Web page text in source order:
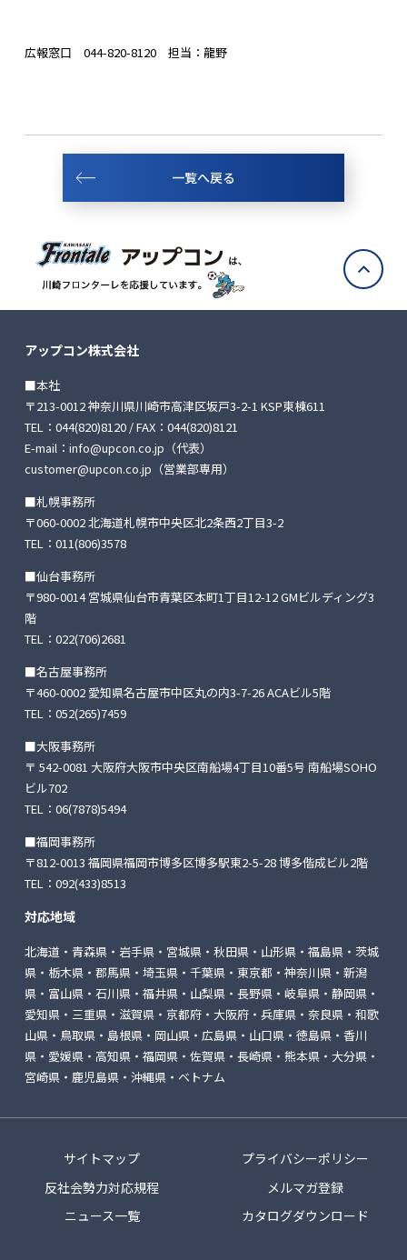
広報窓口 044-820-8120 担当：龍野
一覧へ戻る
アップコン株式会社
■本社
〒213-0012 神奈川県川崎市高津区坂戸3-2-1 KSP東棟611
TEL： 044(820)8120/ FAX：044(820)8121
E-mail： info@upcon.co.jp （代表）
customer@upcon.co.jp （営業部専用）
■札幌事務所
〒060-0002 北海道札幌市中央区北2条西2丁目3-2
TEL： 011(806)3578
■仙台事務所
〒980-0014 宮城県仙台市青葉区本町1丁目12-12GMビルディング3
階
TEL： 022(706)2681
■名古屋事務所
〒460-0002 愛知県名古屋市中区丸の内3-7-26ACAビル5階
TEL： 052(265)7459
■大阪事務所
〒 542-0081 大阪府大阪市中央区南船場4丁目10番5号 南船場SOHO
ビル702
TEL： 06(7878)5494
■福岡事務所
〒812-0013 福岡県福岡市博多区博多駅東2-5-28博多偕成ビル2階
TEL： 092(433)8513
対応地域
北海道・青森県・岩手県・宮城県・秋田県・山形県・福島県・茨城
県・栃木県・郡馬県・埼玉県・千葉県・東京都・神奈川県・新潟
県・富山県・石川県・福井県・山梨県・長野県・岐阜県・静岡県・
愛知県・三重県・滋賀県・京都府・大阪府・兵庫県・奈良県・和歌
山県・鳥取県・島根県・岡山県・広島県・山口県・徳島県・香川
県・愛媛県・高知県・福岡県・佐賀県・長崎県・熊本県・大分県・
宮崎県・鹿児島県・沖縄県・ベトナム
サイトマップ
プライバシーポリシー
反社会勢力対応規程
メルマガ登録
ニュース一覧
カタログダウンロード